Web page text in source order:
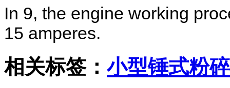
In 9, the engine working
15 amperes.
相关标签：小型锤式粉